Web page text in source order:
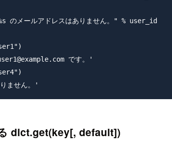
ルアドレスはありません。" % user_id
です。'
dict.get(key[, default])